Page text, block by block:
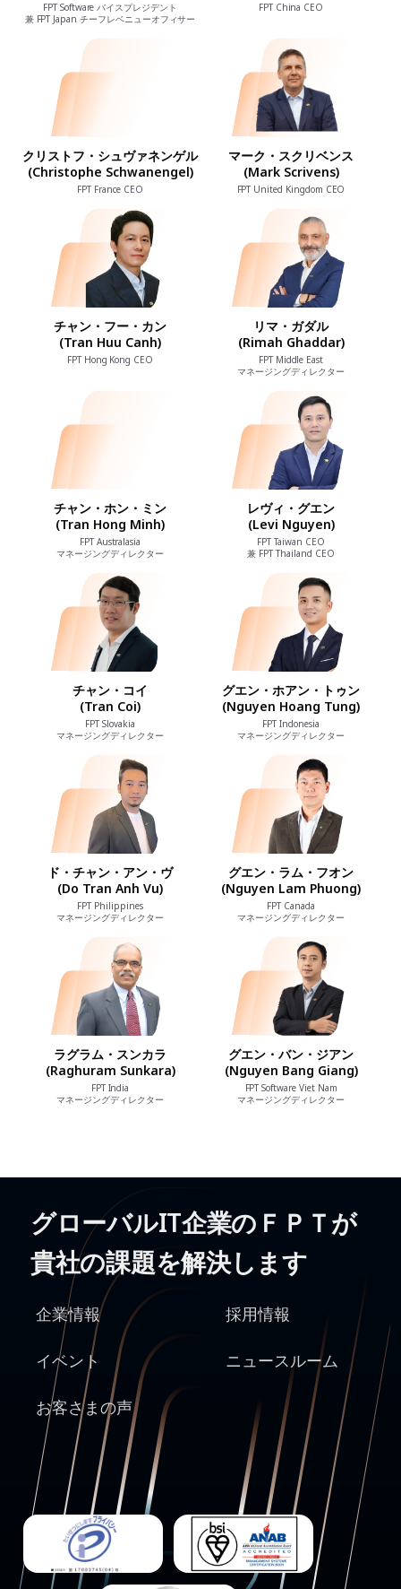
FPT Software バイスプレジデント
兼 FPT Japan チーフレベニューオフィサー
FPT China CEO
クリストフ・シュヴァネンゲル
(Christophe Schwanengel)
FPT France CEO
マーク・スクリベンス
(Mark Scrivens)
FPT United Kingdom CEO
チャン・フー・カン
(Tran Huu Canh)
FPT Hong Kong CEO
リマ・ガダル
(Rimah Ghaddar)
FPT Middle East
マネージングディレクター
チャン・ホン・ミン
(Tran Hong Minh)
FPT Australasia
マネージングディレクター
レヴィ・グエン
(Levi Nguyen)
FPT Taiwan CEO
兼 FPT Thailand CEO
チャン・コイ
(Tran Coi)
FPT Slovakia
マネージングディレクター
グエン・ホアン・トゥン
(Nguyen Hoang Tung)
FPT Indonesia
マネージングディレクター
ド・チャン・アン・ヴ
(Do Tran Anh Vu)
FPT Philippines
マネージングディレクター
グエン・ラム・フオン
(Nguyen Lam Phuong)
FPT Canada
マネージングディレクター
ラグラム・スンカラ
(Raghuram Sunkara)
FPT India
マネージングディレクター
グエン・バン・ジアン
(Nguyen Bang Giang)
FPT Software Viet Nam
マネージングディレクター
グローバルIT企業のＦＰＴが
貴社の課題を解決します
企業情報 採用情報
イベント ニュースルーム
お客さまの声